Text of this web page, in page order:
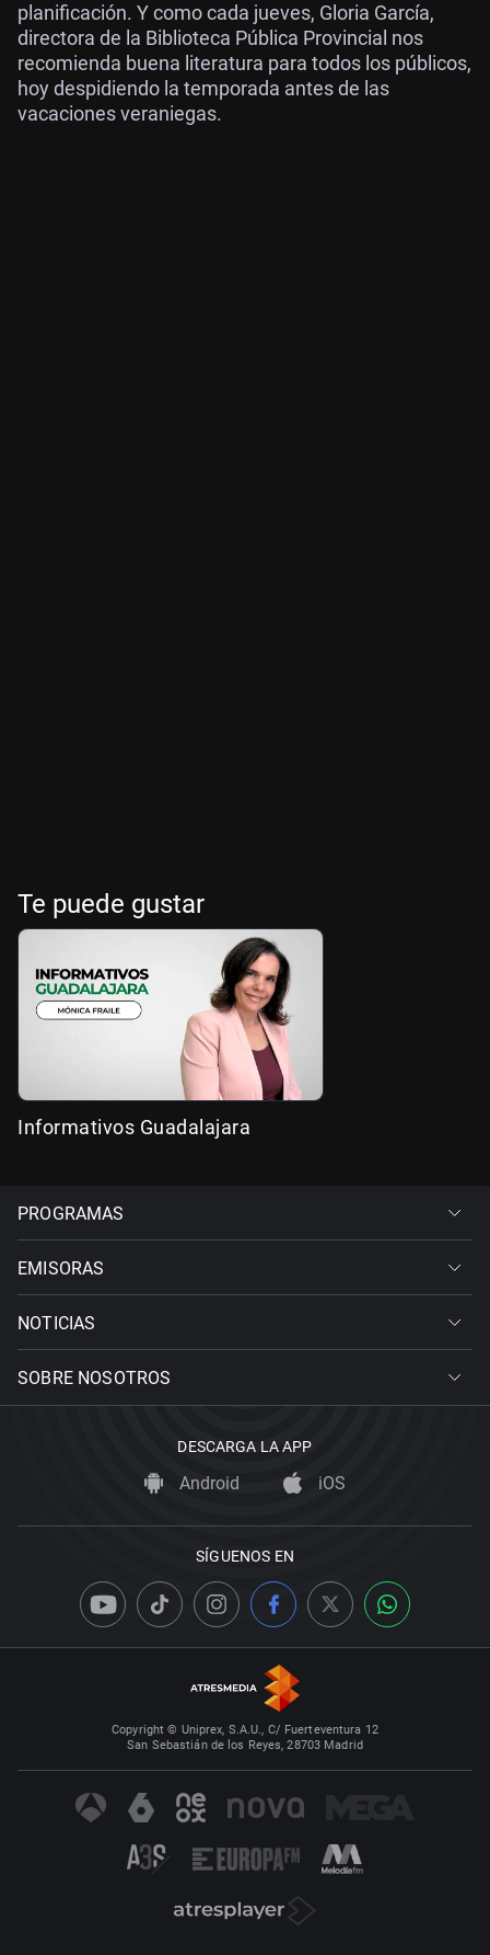
planificación. Y como cada jueves, Gloria García,
directora de la Biblioteca Pública Provincial nos
recomienda buena literatura para todos los públicos,
hoy despidiendo la temporada antes de las
vacaciones veraniegas.
Te puede gustar
Informativos Guadalajara
PROGRAMAS
EMISORAS
NOTICIAS
SOBRE NOSOTROS
DESCARGA LA APP
Android iOS
SÍGUENOS EN
Copyright © Uniprex, S.A.U., C/ Fuerteventura 12
San Sebastián de los Reyes, 28703 Madrid